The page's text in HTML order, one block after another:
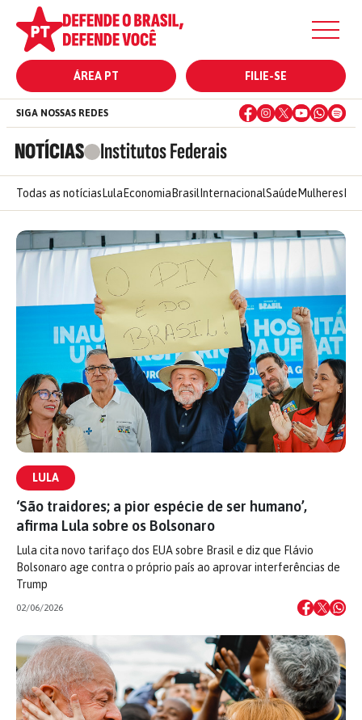
ÁREA PT FILIE-SE
NOTÍCIAS Institutos Federais
SIGA NOSSAS REDES
Todas as notícias Lula Economia Brasil InternacionalSaúde Mulheres
LULA
‘São traidores; a pior espécie de ser humano’,
afirma Lula sobre os Bolsonaro
Lula cita novo tarifaço dos EUA sobre Brasil e diz que Flávio
Bolsonaro age contra o próprio país ao aprovar interferências de
Trump
02/06/2026